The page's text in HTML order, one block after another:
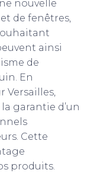
nouvelle
de fenêtres,
ainsi
de
En
Versailles,
garantie d’un
Cette
produits.